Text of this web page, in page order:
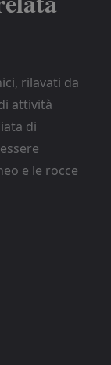
rilavati da
attività
di
e le rocce